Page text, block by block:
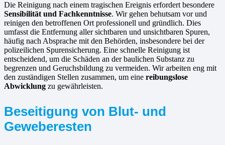
Die Reinigung nach einem tragischen Ereignis erfordert besondere
Sensibilität und Fachkenntnisse. Wir gehen behutsam vor und
reinigen den betroffenen Ort professionell und gründlich. Dies
umfasst die Entfernung aller sichtbaren und unsichtbaren Spuren,
häufig nach Absprache mit den Behörden, insbesondere bei der
polizeilichen Spurensicherung. Eine schnelle Reinigung ist
entscheidend, um die Schäden an der baulichen Substanz zu
begrenzen und Geruchsbildung zu vermeiden. Wir arbeiten eng mit
den zuständigen Stellen zusammen, um eine reibungslose
Abwicklung zu gewährleisten.
Beseitigung von Blut- und
Geweberesten